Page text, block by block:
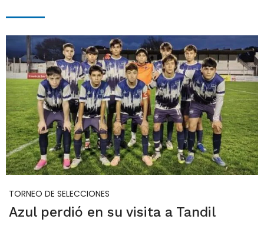
TORNEO DE SELECCIONES
Azul perdió en su visita a Tandil